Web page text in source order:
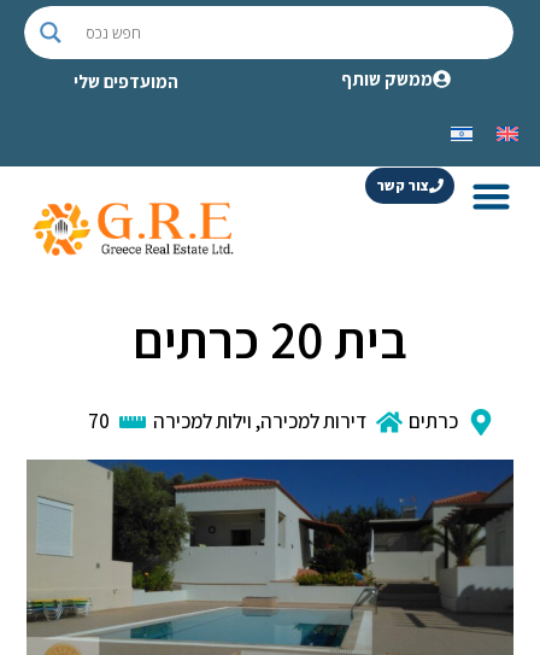
ממשק שותף המועדפים שלי
צור קשר
בית 20 כרתים
כרתים דירות למכירה,וילות למכירה 70